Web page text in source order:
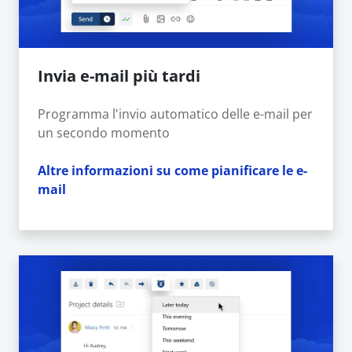
Invia e-mail più tardi
Programma l'invio automatico delle e-mail per
un secondo momento
Altre informazioni su come pianificare le e-
mail